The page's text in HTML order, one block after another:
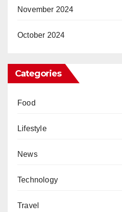
November 2024
October 2024
Categories
Food
Lifestyle
News
Technology
Travel